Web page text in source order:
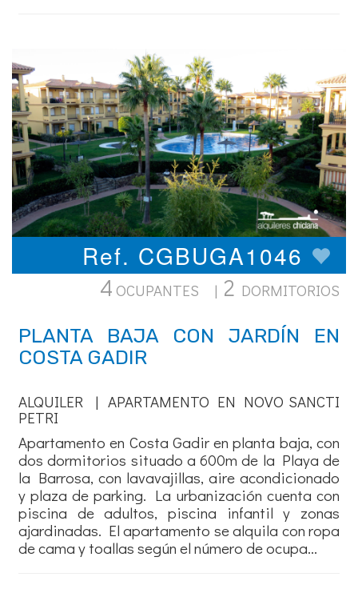
Ref. CGBUGA1046
4 OCUPANTES | 2 DORMITORIOS
PLANTA BAJA CON JARDÍN EN
COSTA GADIR
ALQUILER | APARTAMENTO EN NOVO SANCTI
PETRI
Apartamento en Costa Gadir en planta baja, con
dos dormitorios situado a 600m de la Playa de
la Barrosa, con lavavajillas, aire acondicionado
y plaza de parking. La urbanización cuenta con
piscina de adultos, piscina infantil y zonas
ajardinadas. El apartamento se alquila con ropa
de cama y toallas según el número de ocupa...